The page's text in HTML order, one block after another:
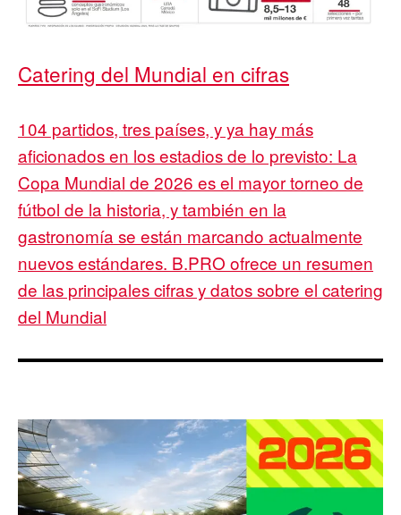
Catering del Mundial en cifras
104 partidos, tres países, y ya hay más
aficionados en los estadios de lo previsto: La
Copa Mundial de 2026 es el mayor torneo de
fútbol de la historia, y también en la
gastronomía se están marcando actualmente
nuevos estándares. B.PRO ofrece un resumen
de las principales cifras y datos sobre el catering
del Mundial